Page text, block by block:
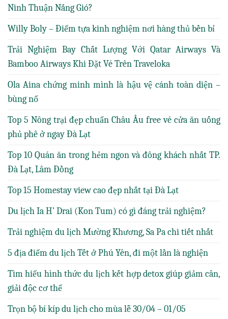
Ninh Thuận Nắng Gió?
Willy Boly – Điểm tựa kinh nghiệm nơi hàng thủ bền bỉ
Trải Nghiệm Bay Chất Lượng Với Qatar Airways Và
Bamboo Airways Khi Đặt Vé Trên Traveloka
Ola Aina chứng minh mình là hậu vệ cánh toàn diện –
bùng nổ
Top 5 Nông trại đẹp chuẩn Châu Âu free vé cửa ăn uống
phủ phê ở ngay Đà Lạt
Top 10 Quán ăn trong hẻm ngon và đông khách nhất TP.
Đà Lạt, Lâm Đồng
Top 15 Homestay view cao đẹp nhất tại Đà Lạt
Du lịch Ia H’ Drai (Kon Tum) có gì đáng trải nghiệm?
Trải nghiệm du lịch Mường Khương, Sa Pa chi tiết nhất
5 địa điểm du lịch Tết ở Phú Yên, đi một lần là nghiện
Tìm hiểu hình thức du lịch kết hợp detox giúp giảm cân,
giải độc cơ thể
Trọn bộ bí kíp du lịch cho mùa lễ 30/04 – 01/05